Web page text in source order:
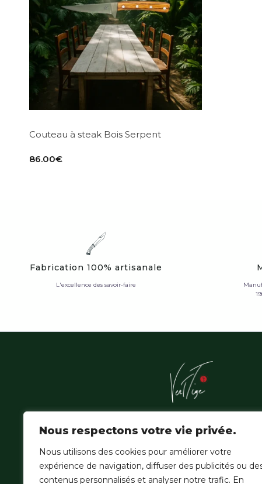
Nous respectons votre vie privée.
Nous utilisons des cookies pour améliorer votre
expérience de navigation, diffuser des publicités ou
contenus personnalisés et analyser notre trafic. En
Couteau à steak Bois Serpent
86.00€
Fabrication 100% artisanale
L'excellence des savoir-faire
L'Atelier Vert'Tige sublime les essences nobles de la
amazonienne, où la patience du geste hérité épouse